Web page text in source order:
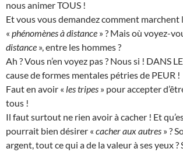
nous animer TOUS !
Et vous vous demandez comment
« phénomènes à distance » ? Mais où voyez-
distance », entre les hommes ?
Ah ? Vous n’en voyez pas ? Nous si ! DANS
cause de formes mentales pétries de PEUR !
Faut en avoir « les tripes » pour accepter
tous !
Il faut surtout ne rien avoir à cacher ! Et
pourrait bien désirer « cacher aux autres » ?
argent, tout ce qui a de la valeur à ses yeux ?